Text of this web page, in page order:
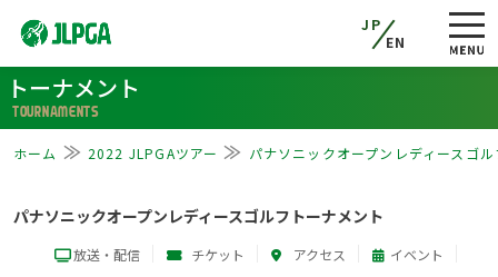
JP
EN
トーナメント
TOURNAMENTS
ホーム 2022 JLPGAツアー パナソニックオープンレディースゴ
パナソニックオープンレディースゴルフトーナメント
放送・配信 チケット アクセス
イベント